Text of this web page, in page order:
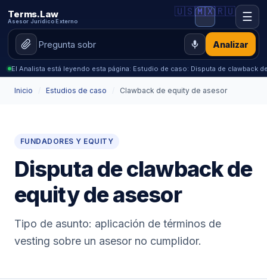
Terms.Law
Asesor Jurídico Externo
Analizar
🇺🇸🇲🇽🇷🇺 ☰
El Analista está leyendo esta página: Estudio de caso: Disputa de clawback
Inicio Estudios de caso Clawback de equity de asesor
FUNDADORES Y EQUITY
Disputa de clawback de
equity de asesor
Tipo de asunto: aplicación de términos de
vesting sobre un asesor no cumplidor.